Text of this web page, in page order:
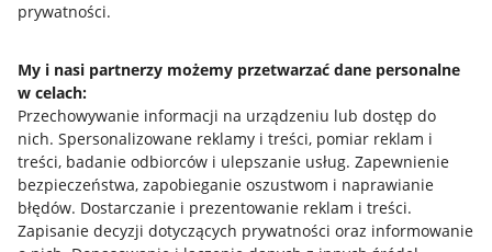
prywatności.
My i nasi partnerzy możemy przetwarzać dane personalne
w celach:
Przechowywanie informacji na urządzeniu lub dostęp do
nich. Spersonalizowane reklamy i treści, pomiar reklam i
treści, badanie odbiorców i ulepszanie usług. Zapewnienie
bezpieczeństwa, zapobieganie oszustwom i naprawianie
błędów. Dostarczanie i prezentowanie reklam i treści.
Zapisanie decyzji dotyczących prywatności oraz informowanie
Jak to działa
Allegro Gadane dla sprzedających
Allegro Gadane dla kupujących
Mapa miejscowości
Informacje prawne